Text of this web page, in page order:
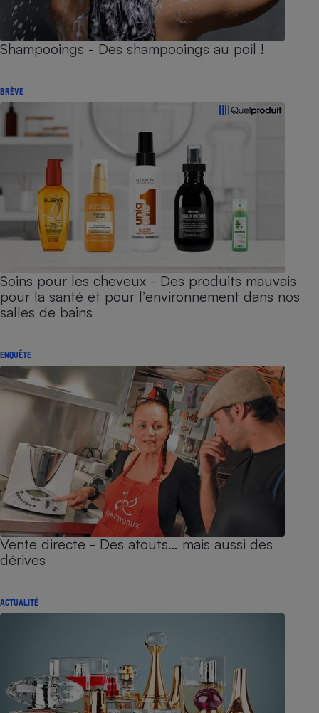
Shampooings - Des shampooings au poil !
BRÈVE
Soins pour les cheveux - Des produits mauvais
pour la santé et pour l’environnement dans nos
salles de bains
ENQUÊTE
Vente directe - Des atouts… mais aussi des
dérives
ACTUALITÉ